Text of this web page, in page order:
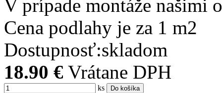
V prípade montáže našimi
Cena podlahy je za 1 m2
Dostupnosť:skladom
18.90 € Vrátane DPH
ks Do košíka